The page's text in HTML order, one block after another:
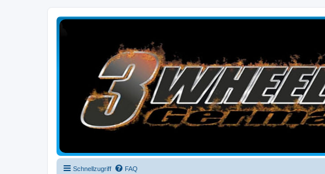
Honda, Yamaha, Kawasaki Trike
Schnellzugriff FAQ